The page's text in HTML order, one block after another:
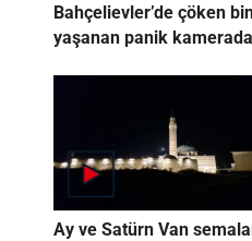
Bahçelievler’de çöken
yaşanan panik kamerada
Ay ve Satürn Van